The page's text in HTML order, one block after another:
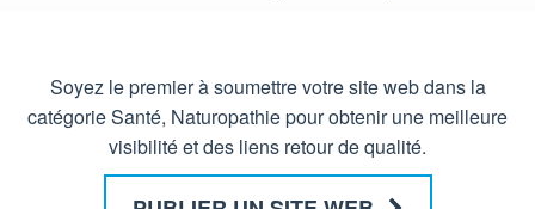
Soyez le premier à soumettre votre site web dans la
catégorie Santé, Naturopathie pour obtenir une meilleure
visibilité et des liens retour de qualité.